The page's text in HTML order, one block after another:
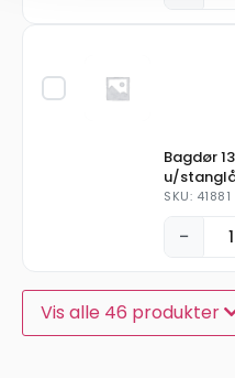
Bagdør
u/
SKU: 41881
−
Vis alle 46 produkter